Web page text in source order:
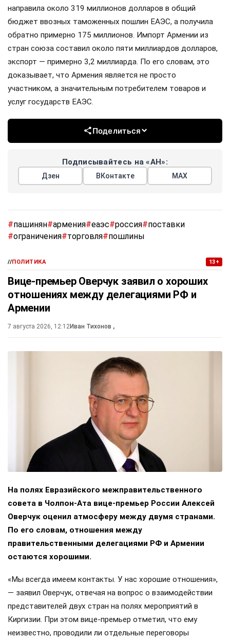
направила около 319 миллионов долларов в общий
бюджет ввозных таможенных пошлин ЕАЭС, а получила
обратно примерно 175 миллионов. Импорт Армении из
стран союза составил около пяти миллиардов долларов,
экспорт — примерно 3,2 миллиарда. По его словам, это
доказывает, что Армения является не просто
участником, а значительным потребителем товаров и
услуг государств ЕАЭС.
Поделиться
Подписывайтесь на «АН»:
Дзен ВКонтакте МАХ
#пашинян#армения#еаэс#россия#поставки
#ограничения#торговля#пошлины
//ПОЛИТИКА 13+
Вице-премьер Оверчук заявил о хороших
отношениях между делегациями РФ и
Армении
7 августа 2026, 12:12Иван Тихонов ,
На полях Евразийского межправительственного
совета в Чолпон-Ата вице-премьер России Алексей
Оверчук оценил атмосферу между двумя странами.
По его словам, отношения между
правительственными делегациями РФ и Армении
остаются хорошими.
«Мы всегда имеем контакты. У нас хорошие отношения»,
— заявил Оверчук, отвечая на вопрос о взаимодействии
представителей двух стран на полях мероприятий в
Киргизии. При этом вице-премьер отметил, что ему
неизвестно, проводили ли отдельные переговоры